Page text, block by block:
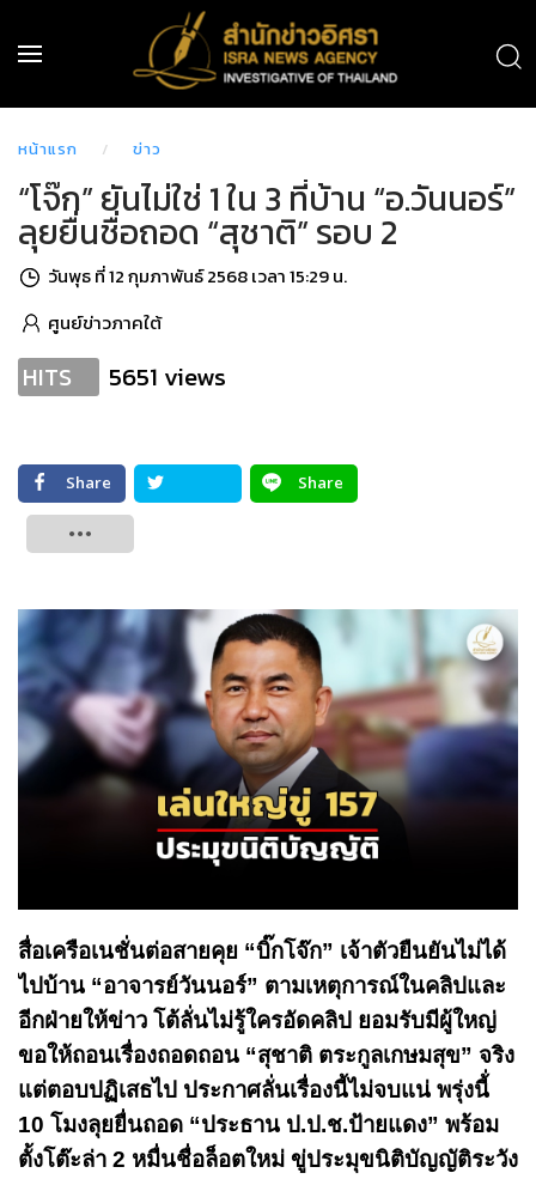
หน้าแรก ข่าว
“โจ๊ก” ยันไม่ใช่ 1 ใน 3 ที่บ้าน “อ.วันนอร์”
ลุยยื่นชื่อถอด “สุชาติ” รอบ 2
วันพุธ ที่ 12 กุมภาพันธ์ 2568 เวลา 15:29 น.
ศูนย์ข่าวภาคใต้
HITS 5651 views
Share
Share
สื่อเครือเนชั่นต่อสายคุย “บิ๊กโจ๊ก” เจ้าตัวยืนยันไม่ได้
ไปบ้าน “อาจารย์วันนอร์” ตามเหตุการณ์ในคลิปและ
อีกฝ่ายให้ข่าว โต้ลั่นไม่รู้ใครอัดคลิป ยอมรับมีผู้ใหญ่
ขอให้ถอนเรื่องถอดถอน “สุชาติ ตระกูลเกษมสุข” จริง
แต่ตอบปฏิเสธไป ประกาศลั่นเรื่องนี้ไม่จบแน่ พรุ่งนี้่
10 โมงลุยยื่นถอด “ประธาน ป.ป.ช.ป้ายแดง” พร้อม
ตั้งโต๊ะล่า 2 หมื่นชื่อล็อตใหม่ ขู่ประมุขนิติบัญญัติระวัง